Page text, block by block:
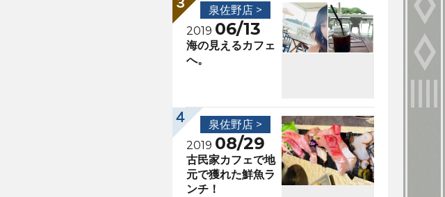
泉佐野店 >
2019 06/13
海の見えるカフェ
へ。
泉佐野店 >
2019 08/29
古民家カフェで地
元で獲れた鮮魚ラ
ンチ！